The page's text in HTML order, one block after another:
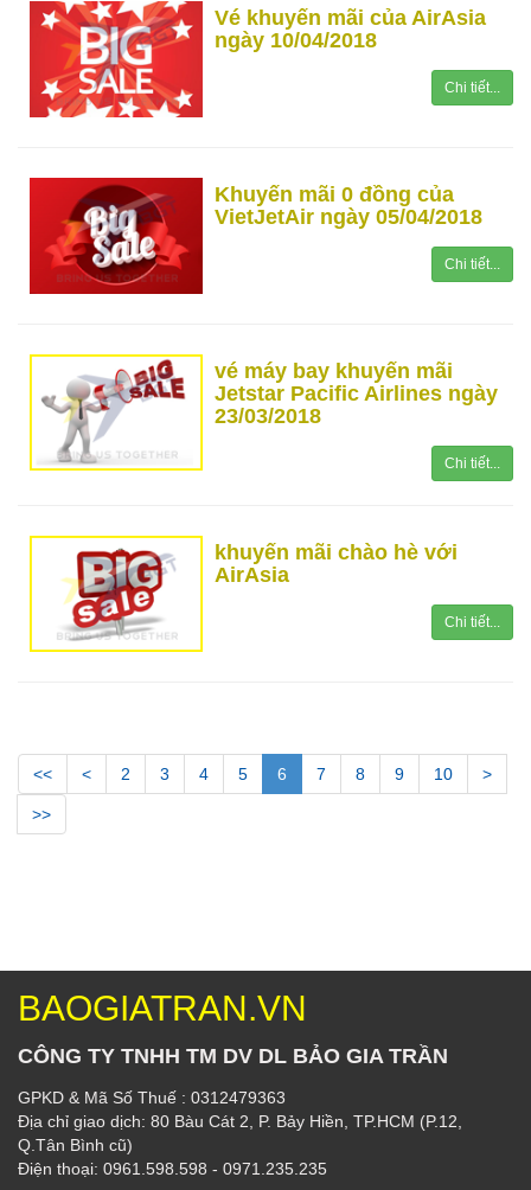
Vé khuyến mãi của AirAsia
ngày 10/04/2018
Chi tiết...
Khuyến mãi 0 đồng của
VietJetAir ngày 05/04/2018
Chi tiết...
vé máy bay khuyến mãi
Jetstar Pacific Airlines ngày
23/03/2018
Chi tiết...
khuyến mãi chào hè với
AirAsia
Chi tiết...
<< < 2 3 4 5 6 7 8 9 10 >
>>
BAOGIATRAN.VN
CÔNG TY TNHH TM DV DL BẢO GIA TRẦN
GPKD & Mã Số Thuế : 0312479363
Địa chỉ giao dịch: 80 Bàu Cát 2, P. Bảy Hiền, TP.HCM (P.12,
Q.Tân Bình cũ)
Điện thoại: 0961.598.598 - 0971.235.235